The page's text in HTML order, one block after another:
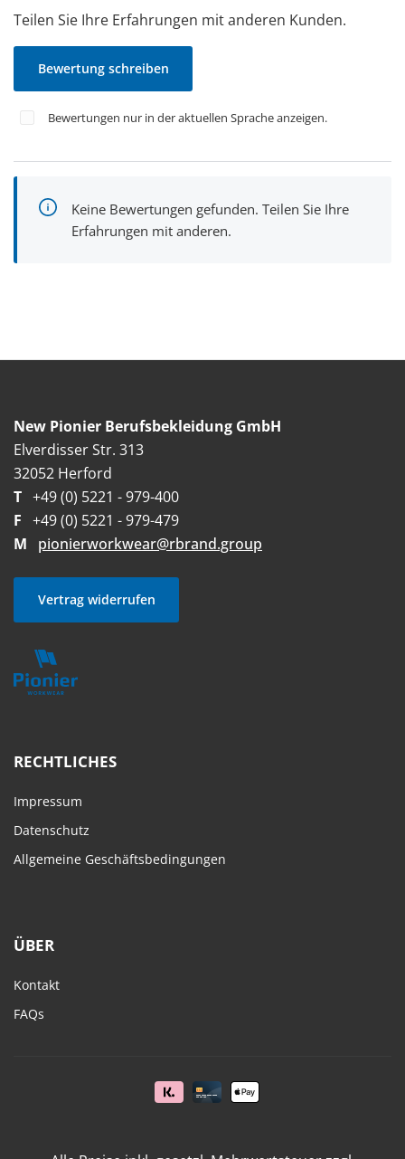
Teilen Sie Ihre Erfahrungen mit anderen Kunden.
Bewertung schreiben
Bewertungen nur in der aktuellen Sprache anzeigen.
Keine Bewertungen gefunden. Teilen Sie Ihre
Erfahrungen mit anderen.
New Pionier Berufsbekleidung GmbH
Elverdisser Str. 313
32052 Herford
T +49 (0) 5221 - 979-400
F +49 (0) 5221 - 979-479
M
pionierworkwear@rbrand.group
Vertrag widerrufen
RECHTLICHES
Impressum
Datenschutz
Allgemeine Geschäftsbedingungen
ÜBER
Kontakt
FAQs